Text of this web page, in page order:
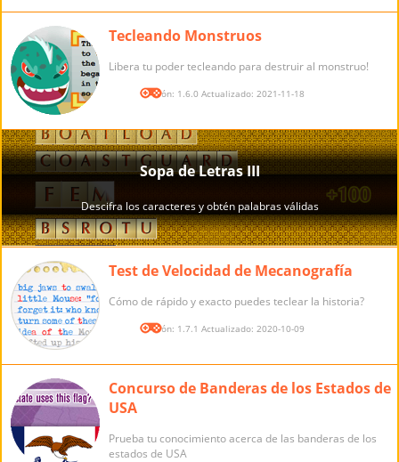
Tecleando Monstruos
Libera tu poder tecleando para destruir al monstruo!
Versión: 1.6.0 Actualizado: 2021-11-18
Test de Velocidad de Mecanografía
Cómo de rápido y exacto puedes teclear la historia?
Versión: 1.7.1 Actualizado: 2020-10-09
Concurso de Banderas de los Estados de
USA
Prueba tu conocimiento acerca de las banderas de los
estados de USA